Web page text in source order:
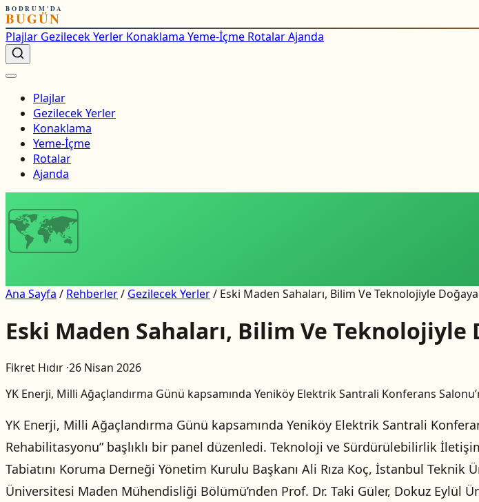
BODRUM'DA
BUGÜN
Plajlar Gezilecek Yerler Konaklama Yeme-İçme RotalarAjanda
Plajlar
Gezilecek Yerler
Konaklama
Yeme-İçme
Rotalar
Ajanda
🗺
Ana Sayfa / Rehberler/ Gezilecek Yerler/ Eski Maden Sahaları, Bilim Ve Teknolojiyle
Eski Maden Sahaları, Bilim Ve Teknolojiyle
Fikret Hıdır ·26 Nisan 2026
YK Enerji, Milli Ağaçlandırma Günü kapsamında Yeniköy Elektrik Santrali Konferans
YK Enerji, Milli Ağaçlandırma Günü kapsamında Yeniköy Elektrik Santrali
Rehabilitasyonu” başlıklı bir panel düzenledi. Teknoloji ve Sürdürülebilirlik
Tabiatını Koruma Derneği Yönetim Kurulu Başkanı Ali Rıza Koç, İstanbul Teknik
Üniversitesi Maden Mühendisliği Bölümü’nden Prof. Dr. Taki Güler, Dokuz Eylül